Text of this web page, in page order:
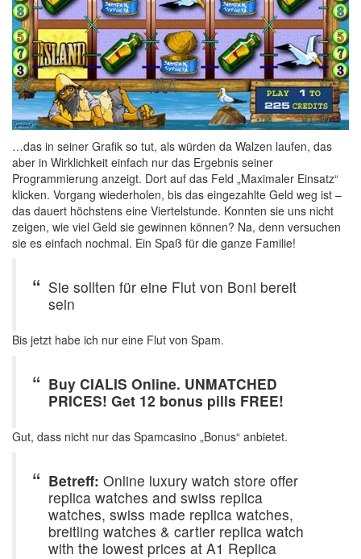
…das in seiner Grafik so tut, als würden da Walzen laufen, das
aber in Wirklichkeit einfach nur das Ergebnis seiner
Programmierung anzeigt. Dort auf das Feld „Maximaler Einsatz“
klicken. Vorgang wiederholen, bis das eingezahlte Geld weg ist –
das dauert höchstens eine Viertelstunde. Konnten sie uns nicht
zeigen, wie viel Geld sie gewinnen können? Na, denn versuchen
sie es einfach nochmal. Ein Spaß für die ganze Familie!
Sie sollten für eine Flut von Boni bereit
sein
Bis jetzt habe ich nur eine Flut von Spam.
Buy CIALIS Online. UNMATCHED
PRICES! Get 12 bonus pills FREE!
Gut, dass nicht nur das Spamcasino „Bonus“ anbietet.
Betreff: Online luxury watch store offer
replica watches and swiss replica
watches, swiss made replica watches,
breitling watches & cartier replica watch
with the lowest prices at A1 Replica